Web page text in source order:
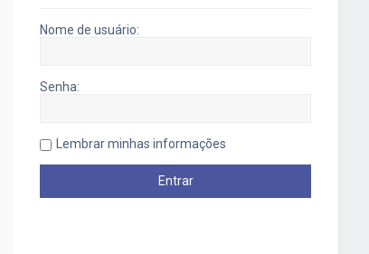
Nome de usuário:
Senha:
Lembrar minhas informações